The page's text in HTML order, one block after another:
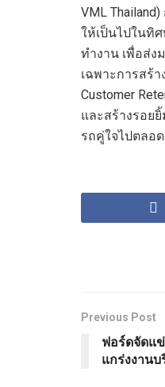
VML Thailand)
ให้เป็นไปในทิ
ทำงาน เพื่อส่ง
เฉพาะการสร้
Customer
และสร้างรอย
รถคู่ใจไปตลอ
Previous Post
ฟอร์ดจัดแ
แกร่งงาน